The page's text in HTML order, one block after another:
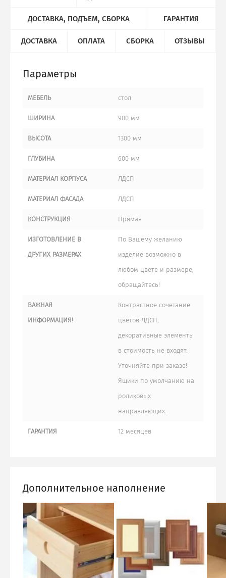
ДОСТАВКА, ПОДЪЕМ, СБОРКА ГАРАНТИЯ
ДОСТАВКА ОПЛАТА СБОРКА ОТЗЫВЫ
Параметры
МЕБЕЛЬ стол
ШИРИНА 900 мм
ВЫСОТА 1300 мм
ГЛУБИНА 600 мм
МАТЕРИАЛ КОРПУСА ЛДСП
МАТЕРИАЛ ФАСАДА ЛДСП
КОНСТРУКЦИЯ Прямая
ИЗГОТОВЛЕНИЕ В
ДРУГИХ РАЗМЕРАХ
По Вашему желанию
изделие возможно в
любом цвете и размере,
обращайтесь!
ВАЖНАЯ
ИНФОРМАЦИЯ!
Контрастное сочетание
цветов ЛДСП,
декоративные элементы
в стоимость не входят.
Уточняйте при заказе!
Ящики по умолчанию на
роликовых
направляющих.
ГАРАНТИЯ 12 месяцев
Дополнительное наполнение